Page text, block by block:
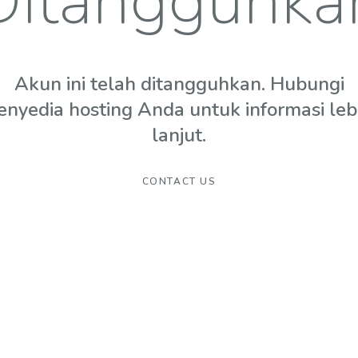
Akun ini telah ditangguhkan. Hubungi
hosting Anda untuk informasi
lanjut.
CONTACT US